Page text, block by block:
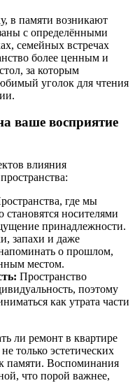
в памяти возникают
с определёнными
семейных встречах
более ценным и
за которым
уголок для чтения
ваше восприятие
влияния
где мы
становятся носителями
принадлежности.
запахи и даже
о прошлом,
местом.
Пространство
поэтому
как утрата части
ли ремонт в квартире
только эстетических
памяти. Воспоминания
что порой важнее,